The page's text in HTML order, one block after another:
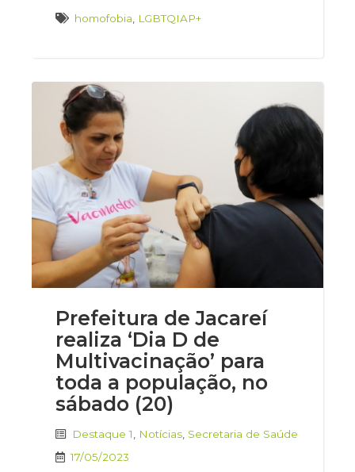
homofobia LGBTQIAP+
Prefeitura de Jacareí
realiza ‘Dia D de
Multivacinação’ para
toda a população, no
sábado (20)
Destaque 1 Notícias Secretaria de Saúde
17/05/2023